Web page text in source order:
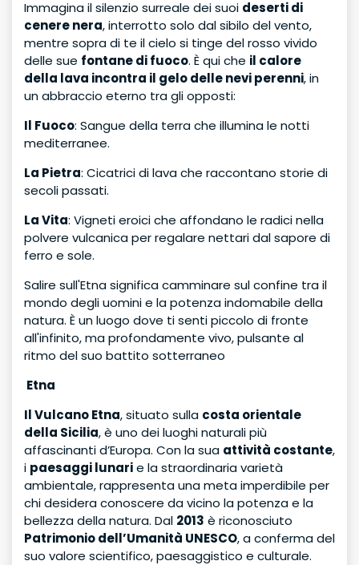
Immagina il silenzio surreale dei suoi deserti di
cenere nera, interrotto solo dal sibilo del vento,
mentre sopra di te il cielo si tinge del rosso vivido
delle sue fontane di fuoco. È qui che il calore
della lava incontra il gelo delle nevi perenni, in
un abbraccio eterno tra gli opposti:
Il Fuoco: Sangue della terra che illumina le notti
mediterranee.
La Pietra: Cicatrici di lava che raccontano storie di
secoli passati.
La Vita: Vigneti eroici che affondano le radici nella
polvere vulcanica per regalare nettari dal sapore di
ferro e sole.
Salire sull'Etna significa camminare sul confine tra il
mondo degli uomini e la potenza indomabile della
natura. È un luogo dove ti senti piccolo di fronte
all'infinito, ma profondamente vivo, pulsante al
ritmo del suo battito sotterraneo
Etna
Il Vulcano Etna, situato sulla costa orientale
della Sicilia, è uno dei luoghi naturali più
affascinanti d’Europa. Con la sua attività costante,
i paesaggi lunarie la straordinaria varietà
ambientale, rappresenta una meta imperdibile per
chi desidera conoscere da vicino la potenza e la
bellezza della natura. Dal 2013 è riconosciuto
Patrimonio dell’Umanità UNESCO, a conferma del
suo valore scientifico, paesaggistico e culturale.